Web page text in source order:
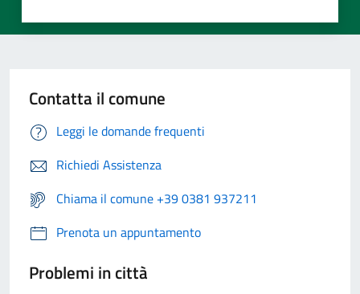
Contatta il comune
Leggi le domande frequenti
Richiedi Assistenza
Chiama il comune +39 0381 937211
Prenota un appuntamento
Problemi in città